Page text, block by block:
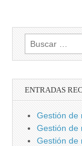
Buscar:
ENTRADAS
Gestión de
Gestión de
Gestión de